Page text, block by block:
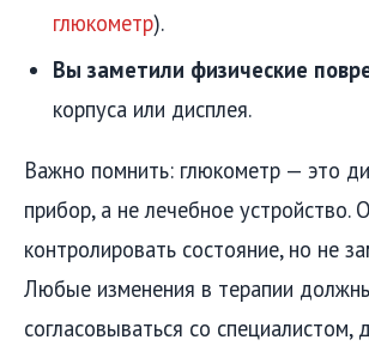
глюкометр).
Вы заметили физические
корпуса или дисплея.
Важно помнить: глюкометр — это
прибор, а не лечебное устройство.
контролировать состояние, но не
Любые изменения в терапии
согласовываться со специалистом,